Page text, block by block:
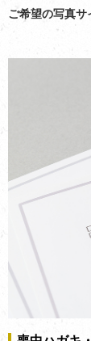
ご希望の写真サ